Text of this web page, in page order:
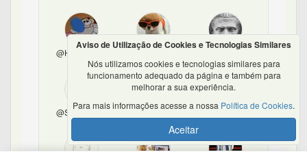
@Hamburguer @ilton17 @rjuliano
@SoCiDiVaPlu @ralc @cachorroloco2
Aviso de Utilização de Cookies e Tecnologias Similares
Nós utilizamos cookies e tecnologias similares para
funcionamento adequado da página e também para
melhorar a sua experiência.
Para mais informações acesse a nossa Política de Cookies.
Aceitar